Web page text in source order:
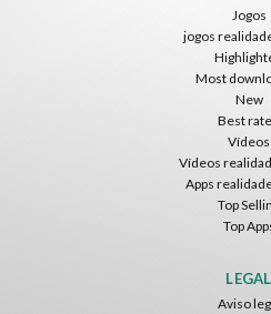
Jogos
jogos
Most
New
Best
Vídeos
Vídeos
Apps
Top
Top
LEGAL
Aviso